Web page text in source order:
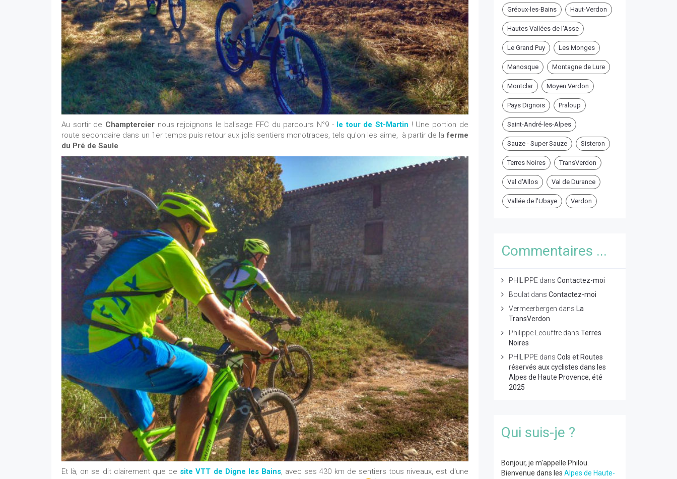
Au sortir de Champterciernous rejoignons le balisage FFC du parcours N°9 - le tour de St-Martin ! Une portion de
route secondaire dans un 1er temps puis retour aux jolis sentiers monotraces, tels qu'on les aime, à partir de laferme
du Pré de Saule.
Et là, on se dit clairement que ce site VTT de Digne les Bains, avec ses 430 km de sentiers tous niveaux, est d'une
Gréoux-les-Bains Haut-Verdon
Hautes Vallées de l'Asse
Le Grand Puy Les Monges
Manosque Montagne de Lure
Montclar Moyen Verdon
Pays Dignois Praloup
Saint-André-les-Alpes
Sauze - Super Sauze Sisteron
Terres Noires TransVerdon
Val d'Allos Val de Durance
Vallée de l'Ubaye Verdon
Commentaires ...
PHILIPPEdans Contactez-moi
Boulatdans Contactez-moi
Vermeerbergen dans
La
TransVerdon
Philippe Leouffredans Terres
Noires
PHILIPPEdans Cols et Routes
réservés aux cyclistes dans les
Alpes de Haute Provence, été
2025
Qui suis-je ?
Bonjour, je m'appelle Philou.
Bienvenue dans les Alpes de Haute-